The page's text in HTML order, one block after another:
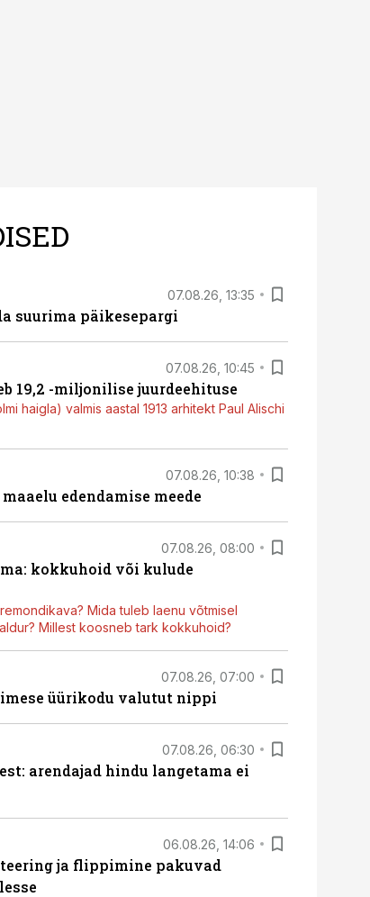
07.08.26, 13:35
suurima päikesepargi
07.08.26, 10:45
19,2 -miljonilise juurdeehituse
haigla) valmis aastal 1913 arhitekt Paul Alischi
07.08.26, 10:38
edendamise meede
07.08.26, 08:00
kokkuhoid või kulude
Mida tuleb laenu võtmisel
Millest koosneb tark kokkuhoid?
07.08.26, 07:00
üürikodu valutut nippi
07.08.26, 06:30
arendajad hindu langetama ei
06.08.26, 14:06
ja flippimine pakuvad